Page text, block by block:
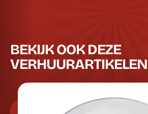
BEKIJK OOK DEZE
VERHUURARTIKELEN